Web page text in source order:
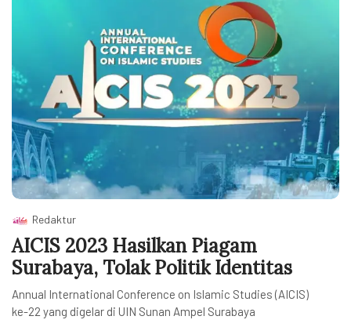
Redaktur
AICIS 2023 Hasilkan Piagam
Surabaya, Tolak Politik Identitas
Annual International Conference on Islamic Studies (AICIS)
ke-22 yang digelar di UIN Sunan Ampel Surabaya